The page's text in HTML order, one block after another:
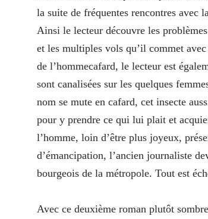
la suite de fréquentes rencontres avec
Ainsi le lecteur découvre les
et les multiples vols qu’il commet
de l’hommecafard, le lecteur est
sont canalisées sur les quelques
nom se mute en cafard, cet insecte
pour y prendre ce qui lui plait et
l’homme, loin d’être plus joyeux,
d’émancipation, l’ancien journaliste
bourgeois de la métropole. Tout est
Avec ce deuxième roman plutôt